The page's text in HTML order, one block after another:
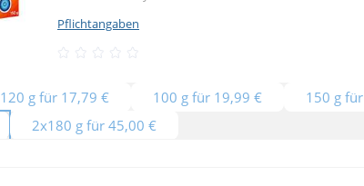
Pflichtangaben
120 g für 17,79 € 100 g für 19,99 € 150 g
2x180 g für 45,00 €